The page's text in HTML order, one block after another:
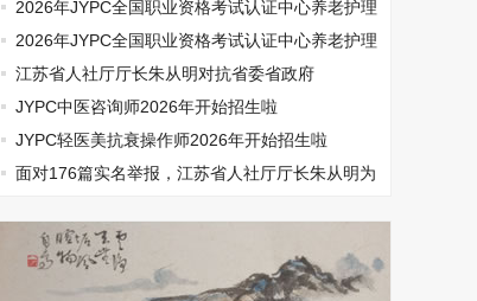
师开始报名啦
2026年JYPC全国职业资格考试认证中心养老护理
师开始报名啦
2026年JYPC全国职业资格考试认证中心养老护理
师开始报名啦
江苏省人社厅厅长朱从明对抗省委省政府
JYPC中医咨询师2026年开始招生啦
JYPC轻医美抗衰操作师2026年开始招生啦
面对176篇实名举报，江苏省人社厅厅长朱从明为